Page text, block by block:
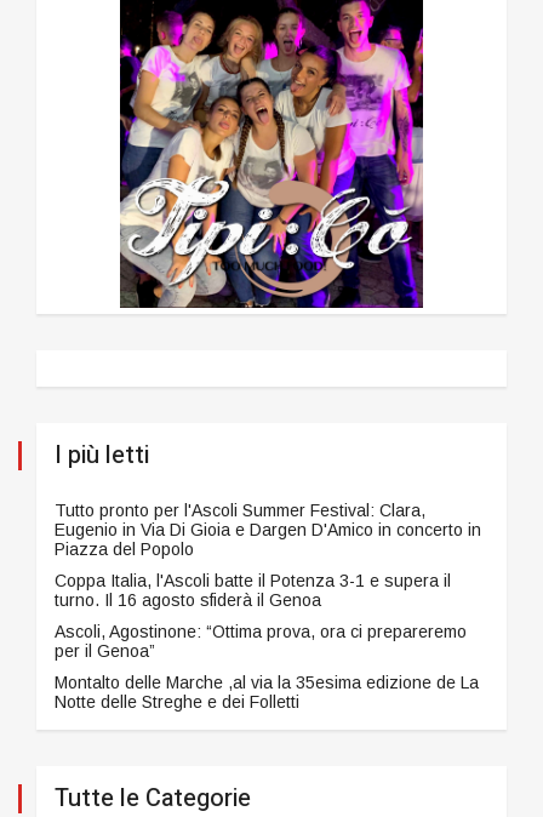
I più letti
Tutto pronto per l'Ascoli Summer Festival: Clara,
Eugenio in Via Di Gioia e Dargen D'Amico in concerto in
Piazza del Popolo
Coppa Italia, l'Ascoli batte il Potenza 3-1 e supera il
turno. Il 16 agosto sfiderà il Genoa
Ascoli, Agostinone: “Ottima prova, ora ci prepareremo
per il Genoa”
Montalto delle Marche ,al via la 35esima edizione de La
Notte delle Streghe e dei Folletti
Tutte le Categorie